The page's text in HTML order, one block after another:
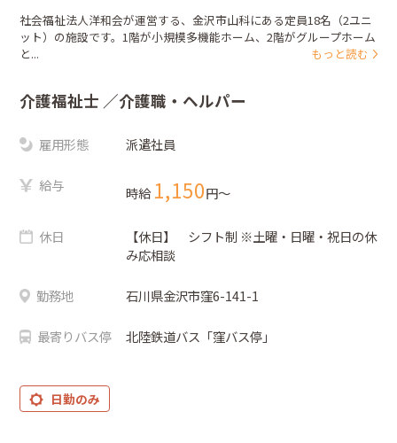
社会福祉法人洋和会が運営する、金沢市山科にある定員18名（2ユニ
ット）の施設です。1階が小規模多機能ホーム、2階がグループホーム
と...
もっと読む
介護福祉士 ／介護職・ヘルパー
雇用形態 派遣社員
給与 時給 1,150円〜
休日
【休日】 シフト制 ※土曜・日曜・祝日の休
み応相談
勤務地 石川県金沢市窪6-141-1
最寄りバス停 北陸鉄道バス「窪バス停」
日勤のみ